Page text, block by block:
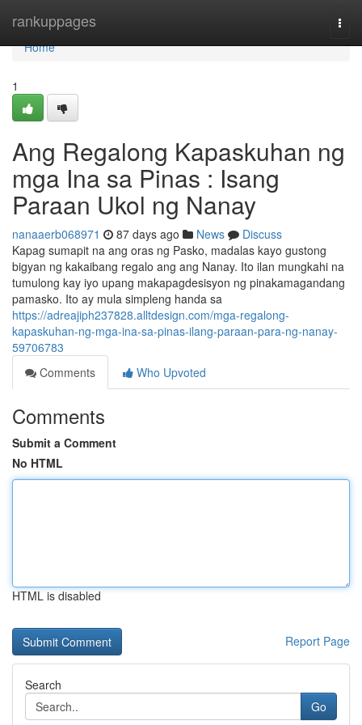
rankuppages
Home
Home
1
Ang Regalong Kapaskuhan ng
mga Ina sa Pinas : Isang
Paraan Ukol ng Nanay
nanaaerb068971 87 days ago News
Discuss
Kapag sumapit na ang oras ng Pasko, madalas kayo gustong
bigyan ng kakaibang regalo ang ang Nanay. Ito ilan mungkahi na
tumulong kay iyo upang makapagdesisyon ng pinakamagandang
pamasko. Ito ay mula simpleng handa sa
https://adreajiph237828.alltdesign.com/mga-regalong-
kapaskuhan-ng-mga-ina-sa-pinas-ilang-paraan-para-ng-nanay-
59706783
Comments
Who Upvoted
Comments
Submit a Comment
No HTML
HTML is disabled
Report Page
Search
Go